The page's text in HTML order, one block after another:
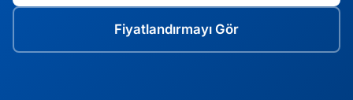
Fiyatlandırmayı Gör